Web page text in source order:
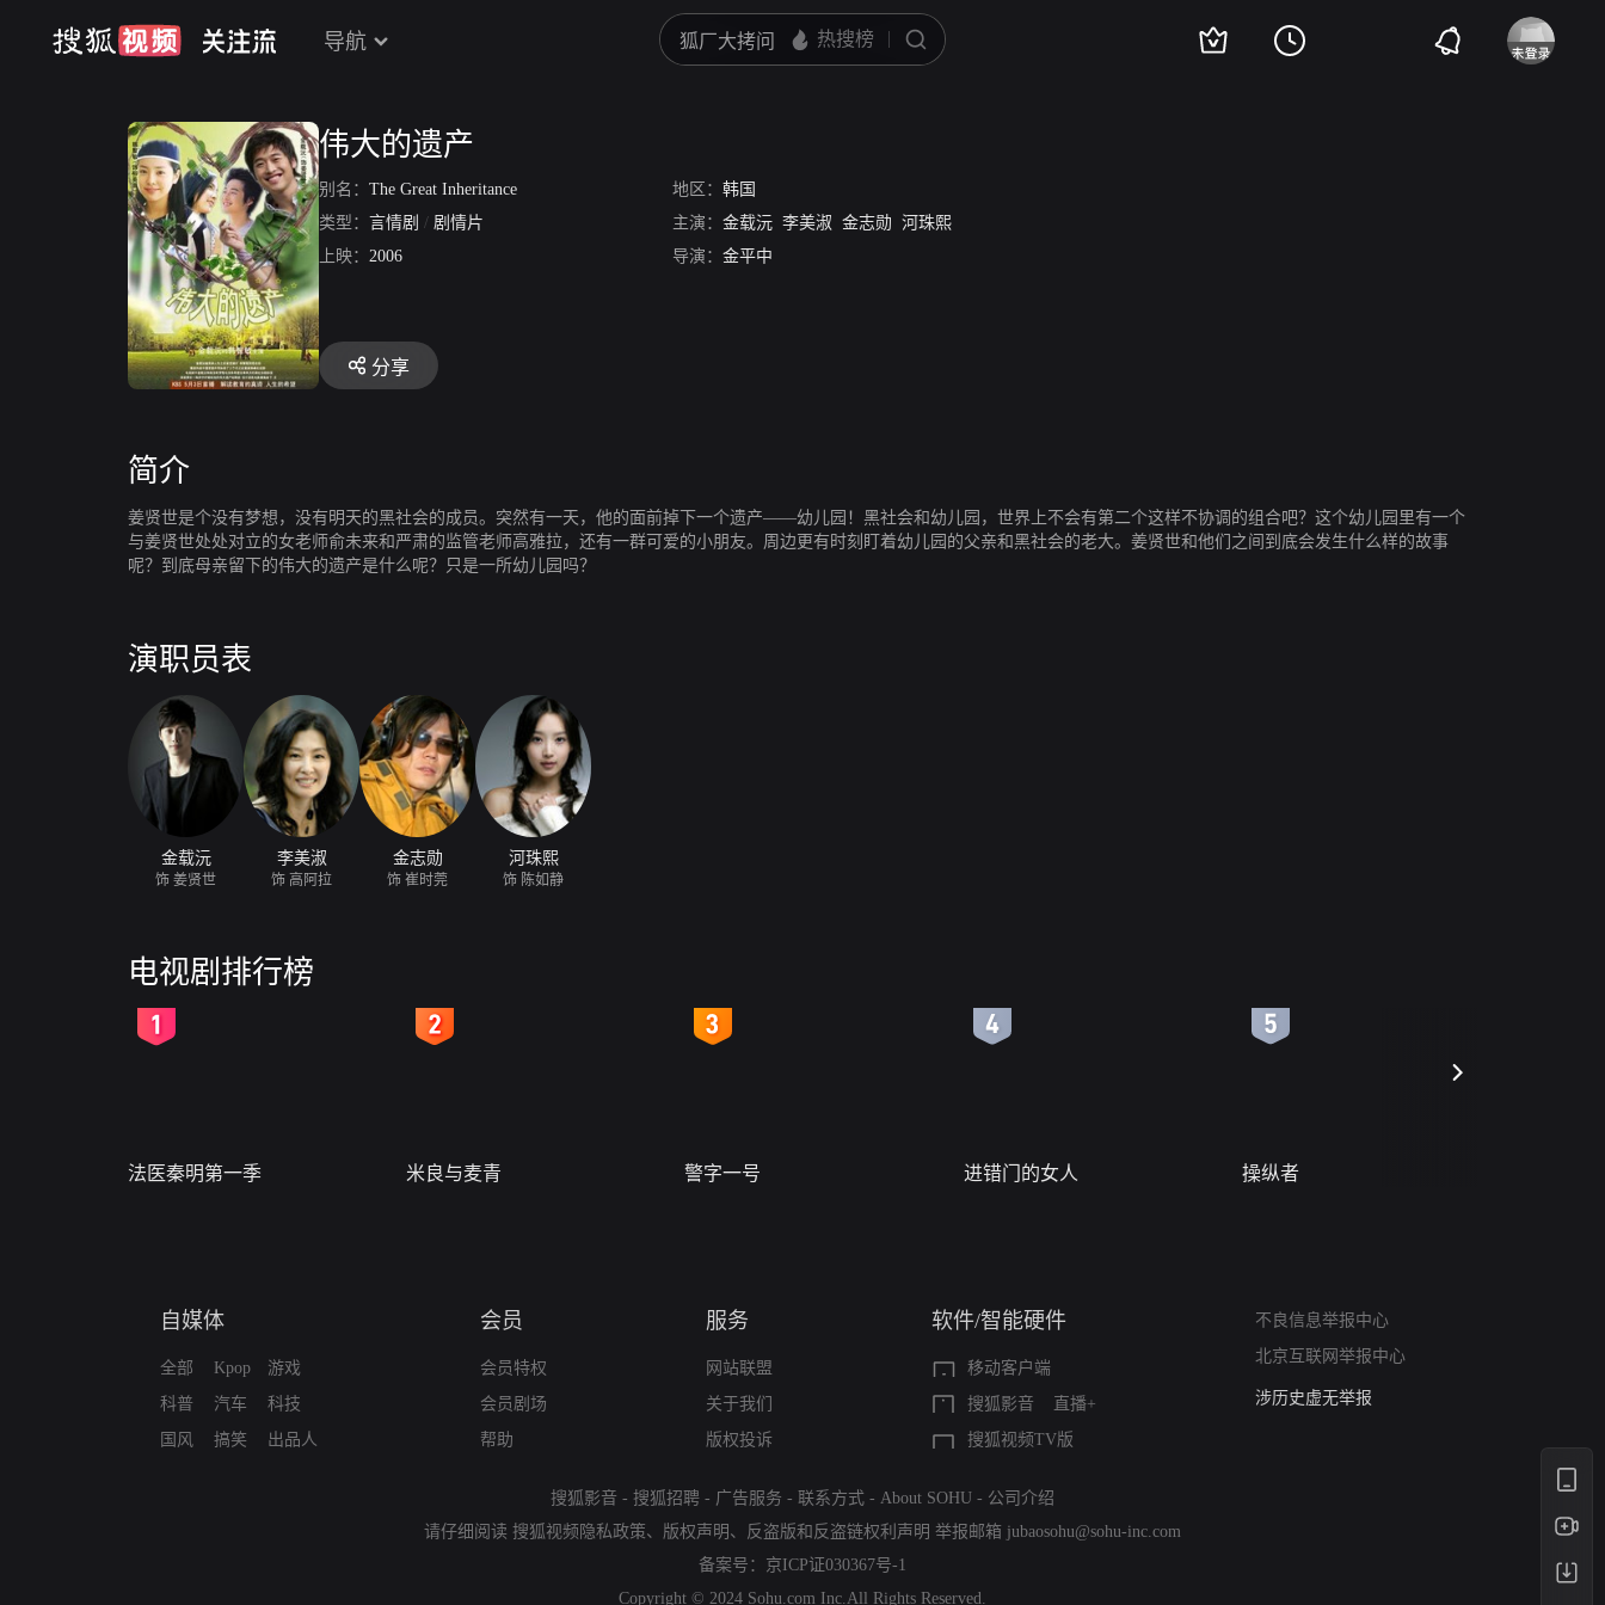
导航
伟大的遗产
别名： The Great Inheritance 地区： 韩国
类型： 言情剧 / 剧情片 主演： 金载沅 李美淑 金志勋 河珠熙
上映： 2006 导演： 金平中
分享
简介
姜贤世是个没有梦想，没有明天的黑社会的成员。突然有一天，他的面前掉下一个遗产——幼儿园！黑社会和幼儿园，世界上不会有第二个这样不协调的组合吧？这个幼儿园里有一个
与姜贤世处处对立的女老师俞未来和严肃的监管老师高雅拉，还有一群可爱的小朋友。周边更有时刻盯着幼儿园的父亲和黑社会的老大。姜贤世和他们之间到底会发生什么样的故事
呢？到底母亲留下的伟大的遗产是什么呢？只是一所幼儿园吗？
演职员表
金载沅
饰 姜贤世
李美淑
饰 高阿拉
金志勋
饰 崔时莞
河珠熙
饰 陈如静
电视剧排行榜
法医秦明第一季 米良与麦青 警字一号 进错门的女人 操纵者
自媒体
全部
科普
国风
Kpop
汽车
搞笑
游戏
科技
出品人
会员
会员特权
会员剧场
帮助
服务
网站联盟
关于我们
版权投诉
软件/智能硬件
移动客户端
搜狐影音
直播+
搜狐视频TV版
不良信息举报中心
北京互联网举报中心
亚运会举报专区
涉历史虚无举报
搜狐影音 - 搜狐招聘 - 广告服务 - 联系方式 - About SOHU - 公司介绍
请仔细阅读 搜狐视频隐私政策、 版权声明 、 反盗版和反盗链权利声明 举报邮箱 jubaosohu@sohu-inc.com
备案号： 京ICP证030367号-1
Copyright © 2024 Sohu.com Inc.All Rights Reserved.